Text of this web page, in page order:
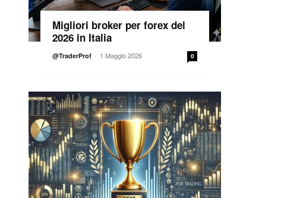
Migliori broker per forex del
2026 in Italia
@TraderProf - 1 Maggio 2026 0